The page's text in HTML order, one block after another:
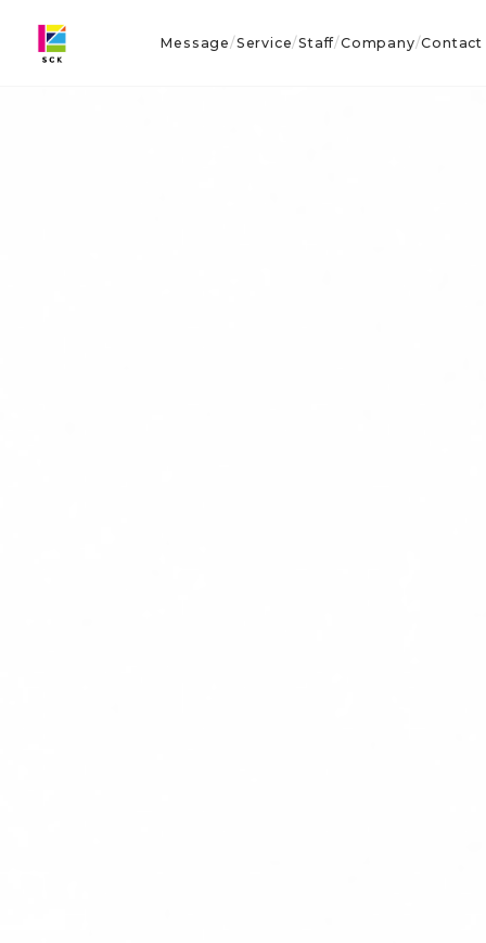
Message/Service/Staff/Company/Contact